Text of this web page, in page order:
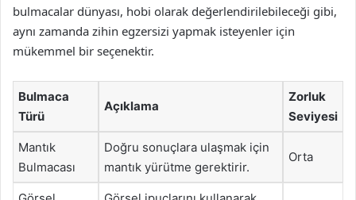
bulmacalar dünyası, hobi olarak değerlendirilebileceği gibi,
aynı zamanda zihin egzersizi yapmak isteyenler için
mükemmel bir seçenektir.
Bulmaca
Türü
Açıklama
Zorluk
Seviyesi
Mantık
Bulmacası
Doğru sonuçlara ulaşmak için
mantık yürütme gerektirir.
Orta